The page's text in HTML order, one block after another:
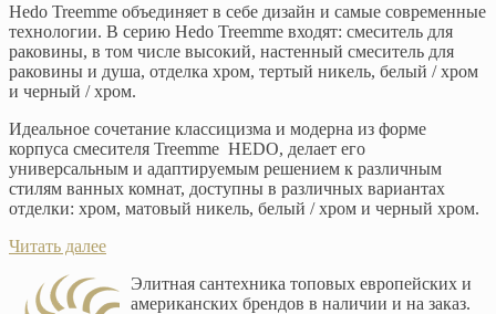
Hedo Treemme объединяет в себе дизайн и самые современные
технологии. В серию Hedo Treemme входят: смеситель для
раковины, в том числе высокий, настенный смеситель для
раковины и душа, отделка хром, тертый никель, белый / хром
и черный / хром.
Идеальное сочетание классицизма и модерна из форме
корпуса смесителя Treemme HEDO, делает его
универсальным и адаптируемым решением к различным
стилям ванных комнат, доступны в различных вариантах
отделки: хром, матовый никель, белый / хром и черный хром.
Читать далее
Элитная сантехника топовых европейских и
американских брендов в наличии и на заказ.